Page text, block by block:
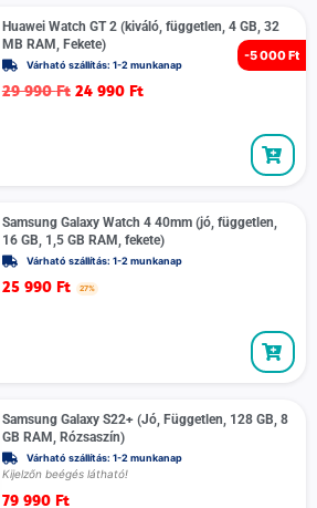
-5 000 Ft
Huawei Watch GT 2 (kiváló, független, 4 GB, 32
MB RAM, Fekete)
Várható szállítás: 1-2 munkanap
29 990Ft 24 990 Ft
Samsung Galaxy Watch 4 40mm (jó, független,
16 GB, 1,5 GB RAM, fekete)
Várható szállítás: 1-2 munkanap
25 990 Ft 27%
Samsung Galaxy S22+ (Jó, Független, 128 GB, 8
GB RAM, Rózsaszín)
Várható szállítás: 1-2 munkanap
Kijelzőn beégés látható!
79 990 Ft